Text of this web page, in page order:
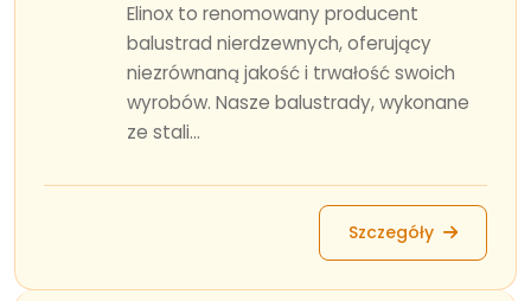
Elinox to renomowany producent
balustrad nierdzewnych, oferujący
niezrównaną jakość i trwałość swoich
wyrobów. Nasze balustrady, wykonane
ze stali...
Szczegóły